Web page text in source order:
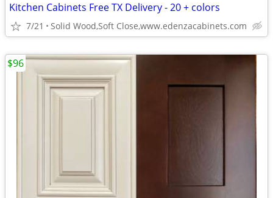
Kitchen Cabinets Free TX Delivery - 20 + colors
7/21 Solid Wood,Soft Close,www.edenzacabinets.com
$96